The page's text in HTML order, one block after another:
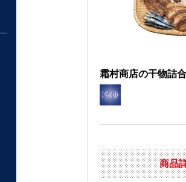
霜村商店の干物詰
商品